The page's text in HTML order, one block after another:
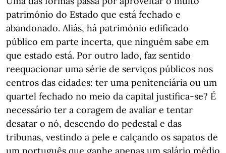
património do Estado que está fechado e
abandonado. Aliás, há património edificado
público em parte incerta, que ninguém sabe em
que estado está. Por outro lado, faz sentido
reequacionar uma série de serviços públicos nos
centros das cidades: ter uma penitenciária ou um
quartel fechado no meio da capital justifica-se? É
necessário ter a coragem de avaliar e tentar
desatar o nó, descendo do pedestal e das
tribunas, vestindo a pele e calçando os sapatos de